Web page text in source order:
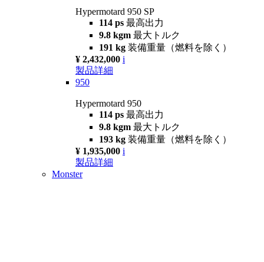
Hypermotard 950 SP
114 ps 最高出力
9.8 kgm 最大トルク
191 kg 装備重量（燃料を除く）
¥ 2,432,000 i
製品詳細
950
Hypermotard 950
114 ps 最高出力
9.8 kgm 最大トルク
193 kg 装備重量（燃料を除く）
¥ 1,935,000 i
製品詳細
Monster